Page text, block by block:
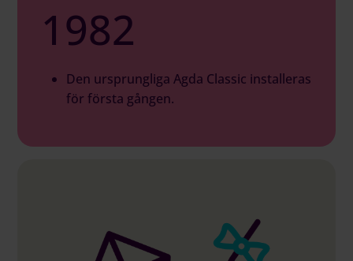
1982
Den ursprungliga Agda Classic installeras
för första gången.